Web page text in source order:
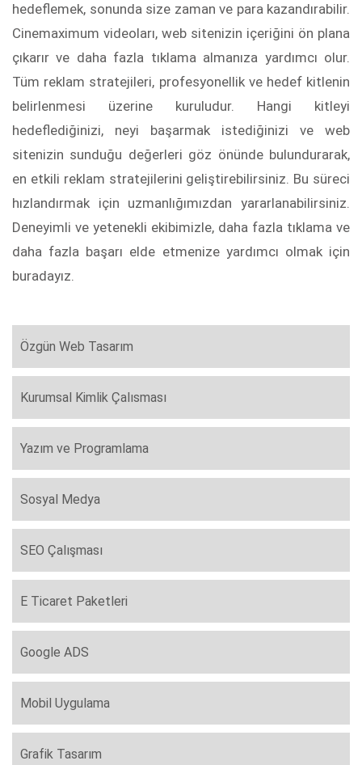
hedeflemek, sonunda size zaman ve para kazandırabilir.
Cinemaximum videoları, web sitenizin içeriğini ön plana
çıkarır ve daha fazla tıklama almanıza yardımcı olur.
Tüm reklam stratejileri, profesyonellik ve hedef kitlenin
belirlenmesi üzerine kuruludur. Hangi kitleyi
hedeflediğinizi, neyi başarmak istediğinizi ve web
sitenizin sunduğu değerleri göz önünde bulundurarak,
en etkili reklam stratejilerini geliştirebilirsiniz. Bu süreci
hızlandırmak için uzmanlığımızdan yararlanabilirsiniz.
Deneyimli ve yetenekli ekibimizle, daha fazla tıklama ve
daha fazla başarı elde etmenize yardımcı olmak için
buradayız.
Özgün Web Tasarım
Kurumsal Kimlik Çalısması
Yazım ve Programlama
Sosyal Medya
SEO Çalışması
E Ticaret Paketleri
Google ADS
Mobil Uygulama
Grafik Tasarım